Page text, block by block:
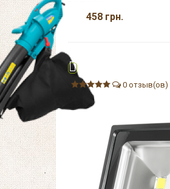
458 грн.
0 отзыв(ов)